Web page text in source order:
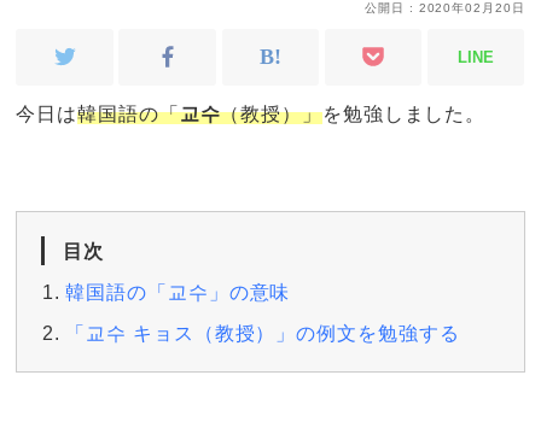
公開日 : 2020年02月20日
LINE
今日は韓国語の「교수（教授）」を勉強しました。
目次
韓国語の「교수」の意味
「교수 キョス（教授）」の例文を勉強する